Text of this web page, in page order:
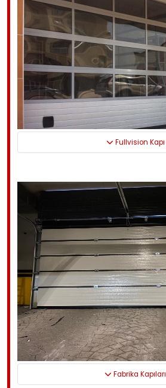
Fullvision Kapı
Fabrika Kapıları